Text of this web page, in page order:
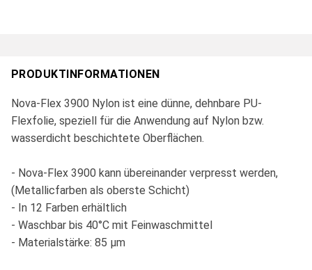
PRODUKTINFORMATIONEN
Nova-Flex 3900 Nylon ist eine dünne, dehnbare PU-
Flexfolie, speziell für die Anwendung auf Nylon bzw.
wasserdicht beschichtete Oberflächen.
- Nova-Flex 3900 kann übereinander verpresst werden,
(Metallicfarben als oberste Schicht)
- In 12 Farben erhältlich
- Waschbar bis 40°C mit Feinwaschmittel
- Materialstärke: 85 µm